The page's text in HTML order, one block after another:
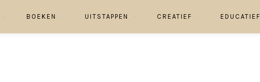
BOEKEN UITSTAPPEN CREATIEF EDUCATIEF